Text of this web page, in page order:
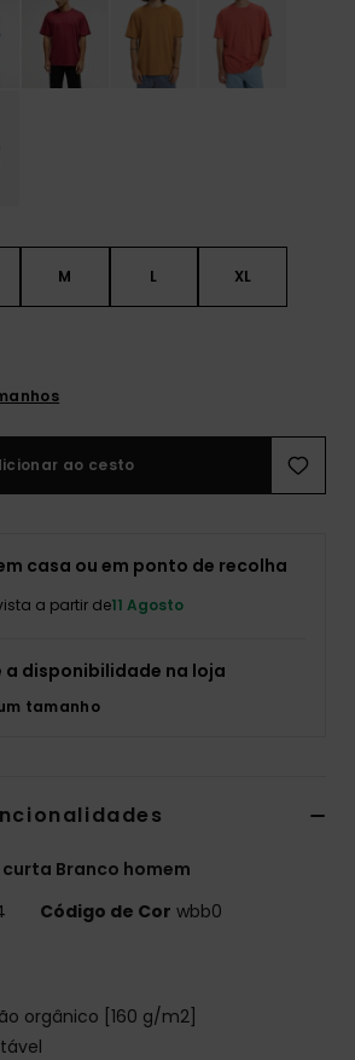
M L XL
ao cesto
casa ou em ponto de recolha
a partir de11 Agosto
a disponibilidade na loja
tamanho
Branco homem
Código de Cor wbb0
orgânico [160 g/m2]